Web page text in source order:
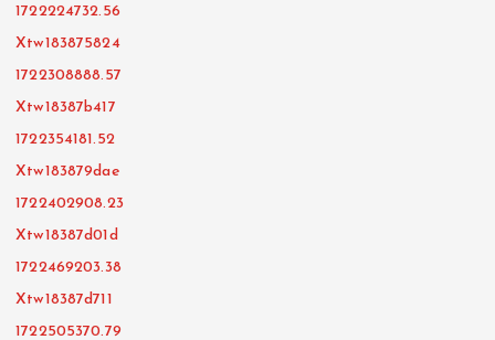
1722224732.56
Xtw183875824
1722308888.57
Xtw18387b417
1722354181.52
Xtw183879dae
1722402908.23
Xtw18387d01d
1722469203.38
Xtw18387d711
1722505370.79